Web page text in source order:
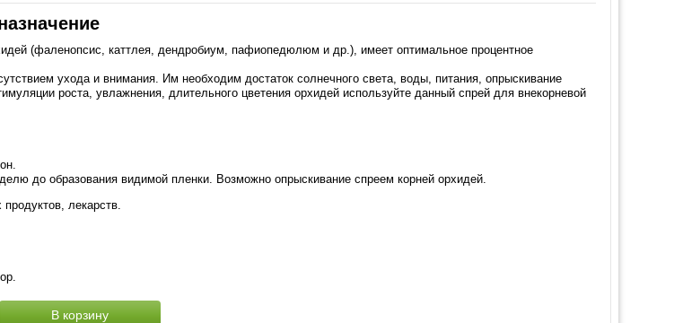
(фаленопсис, каттлея, дендробиум, пафиопедюлюм и др.), имеет оптимальное процентное
ухода и внимания. Им необходим достаток солнечного света, воды, питания, опрыскивание
роста, увлажнения, длительного цветения орхидей используйте данный спрей для внекорневой
до образования видимой пленки. Возможно опрыскивание спреем корней орхидей.
лекарств.
В корзину